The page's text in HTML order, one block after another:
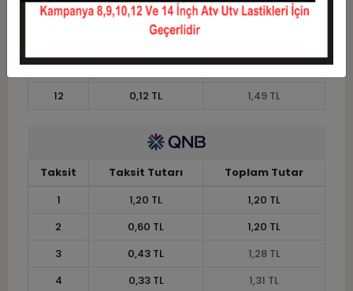
9
0,16 TL
1,43 TL
11
0,13 TL
1,46 TL
12
0,12 TL 1,49 TL
Taksit Taksit Tutarı
Toplam Tutar
1
1,20 TL
1,20 TL
2
0,60 TL
1,20 TL
3
0,43 TL
1,28 TL
4
0,33 TL
1,31 TL